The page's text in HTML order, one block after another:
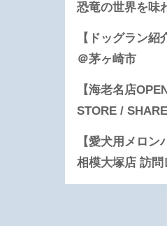
恐竜の世界を味
【ドッグラン
＠茅ヶ崎市
【海老名店
STORE /
【愛犬用メロ
相模大塚店 訪問